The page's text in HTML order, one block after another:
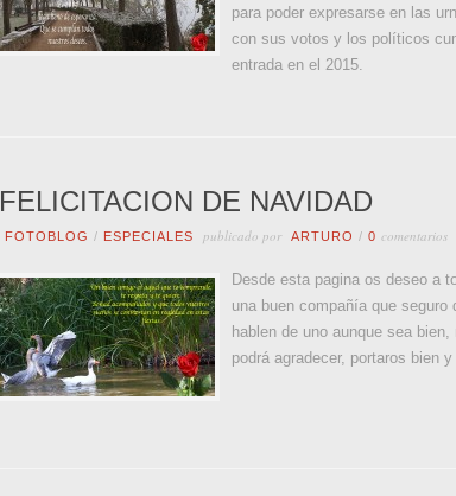
para poder expresarse en las
con sus votos y los políticos
entrada en el 2015.
FELICITACION DE NAVIDAD
FOTOBLOG / ESPECIALES publicado por ARTURO / 0 comentarios
Desde esta pagina os deseo a
una buen compañía que
hablen de uno aunque sea
podrá agradecer, portaros bien